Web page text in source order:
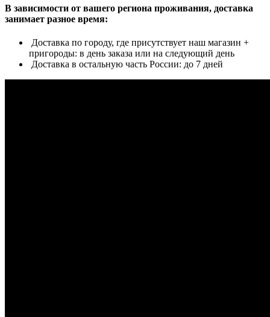
В зависимости от вашего региона проживания, доставка
занимает разное время:
Доставка по городу, где присутствует наш магазин +
пригороды: в день заказа или на следующий день
Доставка в остальную часть России: до 7 дней